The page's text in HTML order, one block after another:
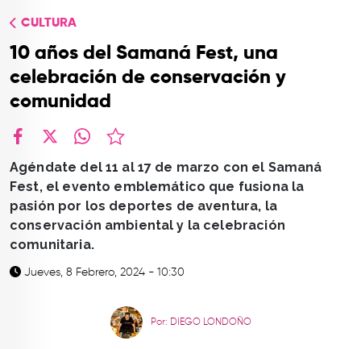
CONTACTO
CULTURA
10 años del Samaná Fest, una
celebración de conservación y
comunidad
Agéndate del 11 al 17 de marzo con el Samaná
Fest, el evento emblemático que fusiona la
pasión por los deportes de aventura, la
conservación ambiental y la celebración
comunitaria.
Jueves, 8 Febrero, 2024 - 10:30
Por: DIEGO LONDOÑO